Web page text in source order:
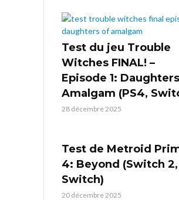
Test du jeu Trouble
Witches FINAL! –
Episode 1:
Amalgam (PS4,
28 décembre 2025
Test de Metroid
4: Beyond (Switch 2,
Switch)
20 décembre 2025